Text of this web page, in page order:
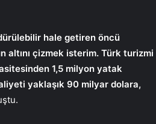
hale getiren öncü
çizmek isterim. Türk turizmi
1,5 milyon yatak
yaklaşık 90 milyar dolara,